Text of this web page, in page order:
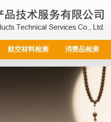
航空材料检测 消费品检测